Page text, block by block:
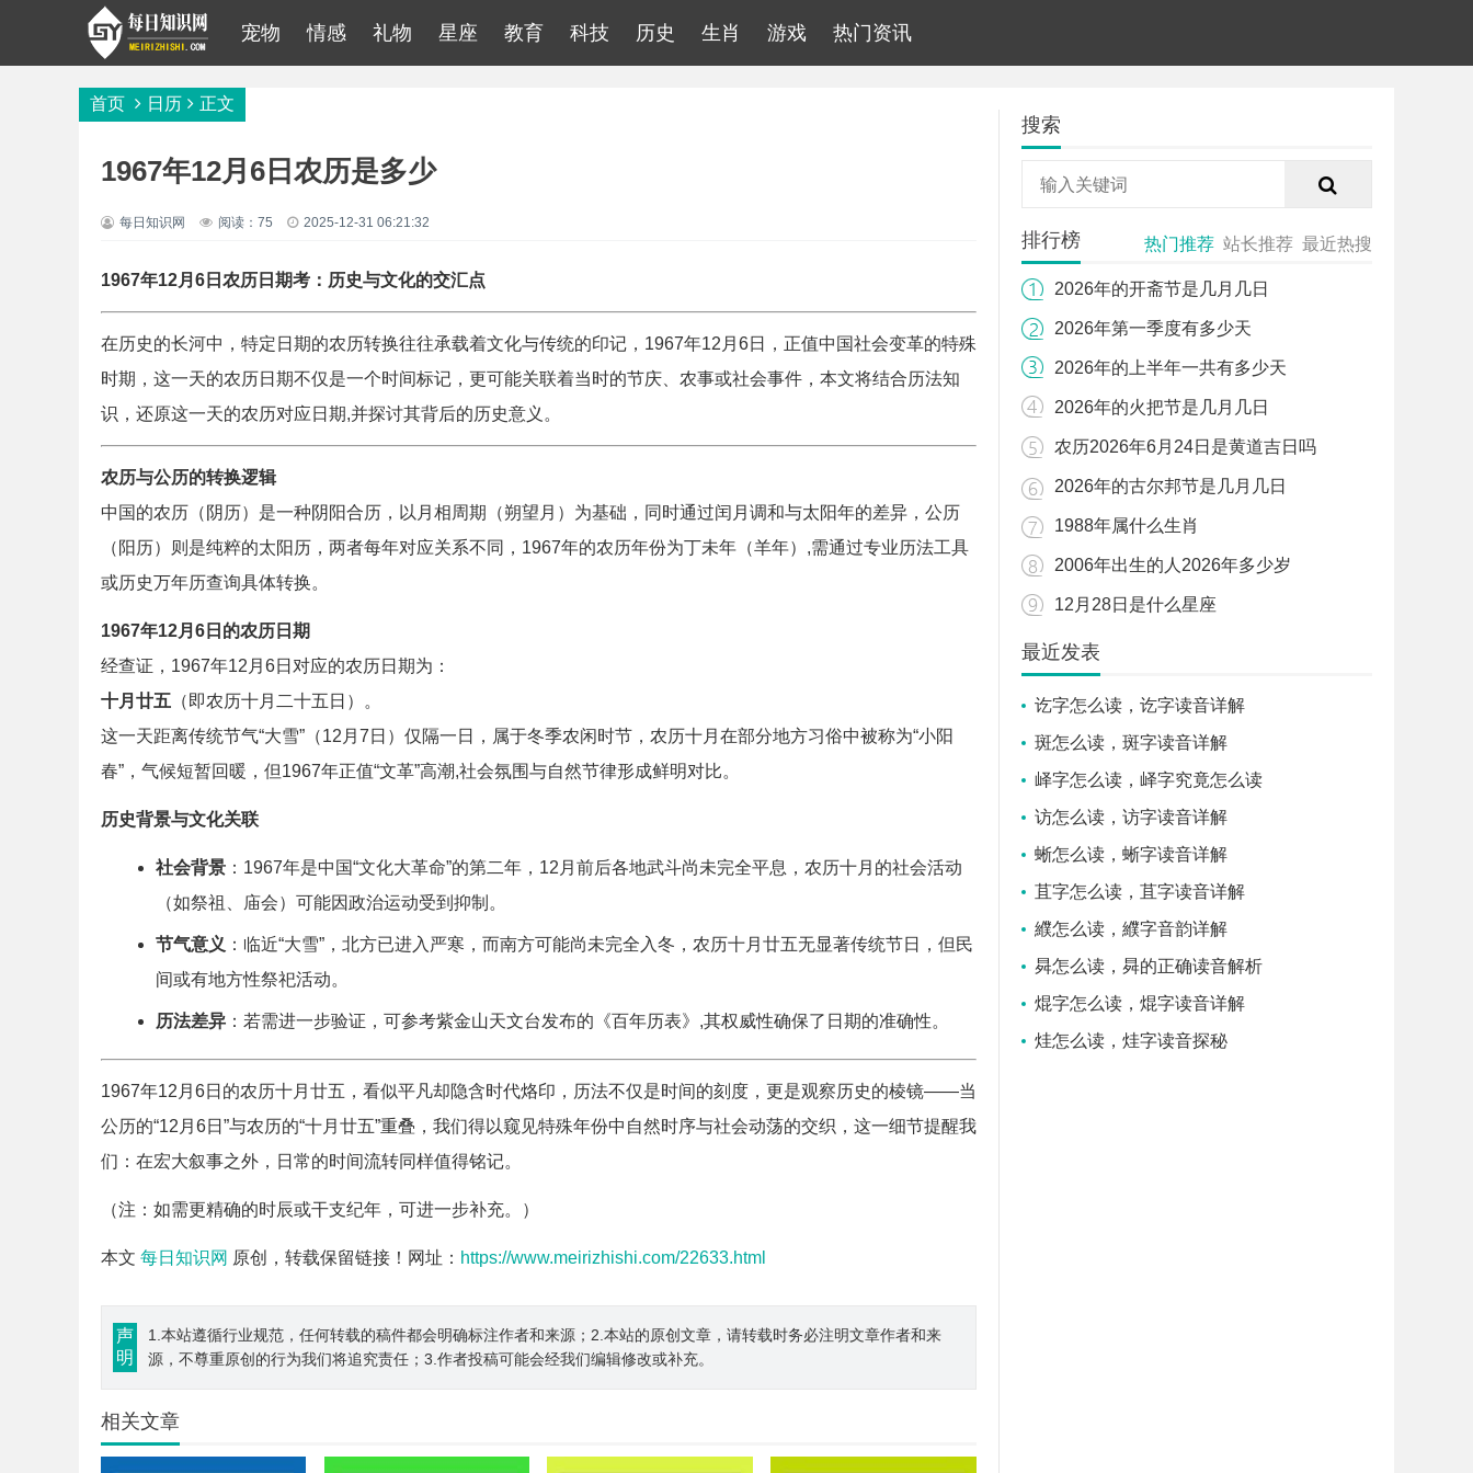
宠物 情感 礼物 星座 教育 科技 历史 生肖 游戏 热门资讯
首页 日历 正文
1967年12月6日农历是多少
每日知识网 阅读：75 2025-12-31 06:21:32
1967年12月6日农历日期考：历史与文化的交汇点
在历史的长河中，特定日期的农历转换往往承载着文化与传统的印记，1967年12月6日，正值中国社会变革的特殊
时期，这一天的农历日期不仅是一个时间标记，更可能关联着当时的节庆、农事或社会事件，本文将结合历法知
识，还原这一天的农历对应日期,并探讨其背后的历史意义。
农历与公历的转换逻辑
中国的农历（阴历）是一种阴阳合历，以月相周期（朔望月）为基础，同时通过闰月调和与太阳年的差异，公历
（阳历）则是纯粹的太阳历，两者每年对应关系不同，1967年的农历年份为丁未年（羊年）,需通过专业历法工具
或历史万年历查询具体转换。
1967年12月6日的农历日期
经查证，1967年12月6日对应的农历日期为：
十月廿五 （即农历十月二十五日）。
这一天距离传统节气“大雪”（12月7日）仅隔一日，属于冬季农闲时节，农历十月在部分地方习俗中被称为“小阳
春”，气候短暂回暖，但1967年正值“文革”高潮,社会氛围与自然节律形成鲜明对比。
历史背景与文化关联
社会背景 ：1967年是中国“文化大革命”的第二年，12月前后各地武斗尚未完全平息，农历十月的社会活动
（如祭祖、庙会）可能因政治运动受到抑制。
节气意义 ：临近“大雪”，北方已进入严寒，而南方可能尚未完全入冬，农历十月廿五无显著传统节日，但民
间或有地方性祭祀活动。
历法差异 ：若需进一步验证，可参考紫金山天文台发布的《百年历表》,其权威性确保了日期的准确性。
1967年12月6日的农历十月廿五，看似平凡却隐含时代烙印，历法不仅是时间的刻度，更是观察历史的棱镜——当
公历的“12月6日”与农历的“十月廿五”重叠，我们得以窥见特殊年份中自然时序与社会动荡的交织，这一细节提醒我
们：在宏大叙事之外，日常的时间流转同样值得铭记。
（注：如需更精确的时辰或干支纪年，可进一步补充。）
本文 每日知识网 原创，转载保留链接！网址： https://www.meirizhishi.com/22633.html
声
明
1.本站遵循行业规范，任何转载的稿件都会明确标注作者和来源；2.本站的原创文章，请转载时务必注明文章作者和来
源，不尊重原创的行为我们将追究责任；3.作者投稿可能会经我们编辑修改或补充。
相关文章
搜索
排行榜 热门推荐 站长推荐 最近热搜
2026年的开斋节是几月几日
2026年第一季度有多少天
2026年的上半年一共有多少天
2026年的火把节是几月几日
农历2026年6月24日是黄道吉日吗
2026年的古尔邦节是几月几日
1988年属什么生肖
2006年出生的人2026年多少岁
12月28日是什么星座
最近发表
讫字怎么读，讫字读音详解
斑怎么读，斑字读音详解
峄字怎么读，峄字究竟怎么读
访怎么读，访字读音详解
蜥怎么读，蜥字读音详解
苴字怎么读，苴字读音详解
纀怎么读，纀字音韵详解
曻怎么读，曻的正确读音解析
焜字怎么读，焜字读音详解
烓怎么读，烓字读音探秘